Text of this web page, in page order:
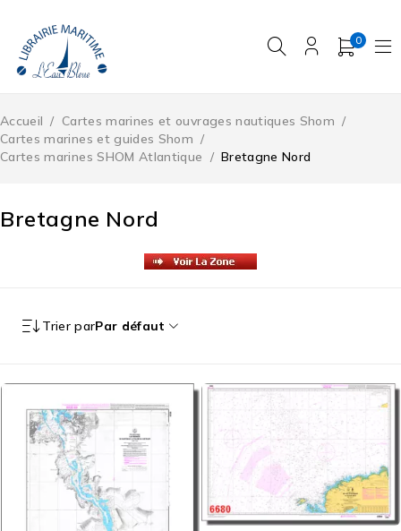
0
Bretagne Nord
Accueil / Cartes marines et ouvrages nautiques Shom /
Cartes marines et guides Shom /
Cartes marines SHOM Atlantique / Bretagne Nord
Trier parPar défaut